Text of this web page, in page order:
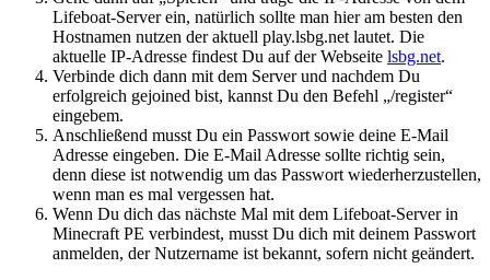
Lifeboat-Server ein, natürlich sollte man hier am besten den
Hostnamen nutzen der aktuell play.lsbg.net lautet. Die
aktuelle IP-Adresse findest Du auf der Webseite lsbg.net.
Verbinde dich dann mit dem Server und nachdem Du
erfolgreich gejoined bist, kannst Du den Befehl „/register“
eingebem.
Anschließend musst Du ein Passwort sowie deine E-Mail
Adresse eingeben. Die E-Mail Adresse sollte richtig sein,
denn diese ist notwendig um das Passwort wiederherzustellen,
wenn man es mal vergessen hat.
Wenn Du dich das nächste Mal mit dem Lifeboat-Server in
Minecraft PE verbindest, musst Du dich mit deinem Passwort
anmelden, der Nutzername ist bekannt, sofern nicht geändert.